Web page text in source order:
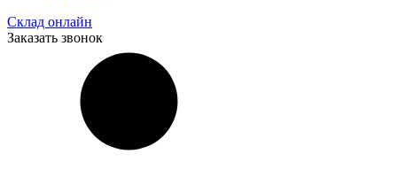
Склад онлайн
Заказать звонок